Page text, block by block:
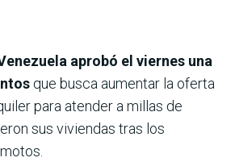
aprobó el viernes una
que busca aumentar la oferta
para atender a millas de
sus viviendas tras los